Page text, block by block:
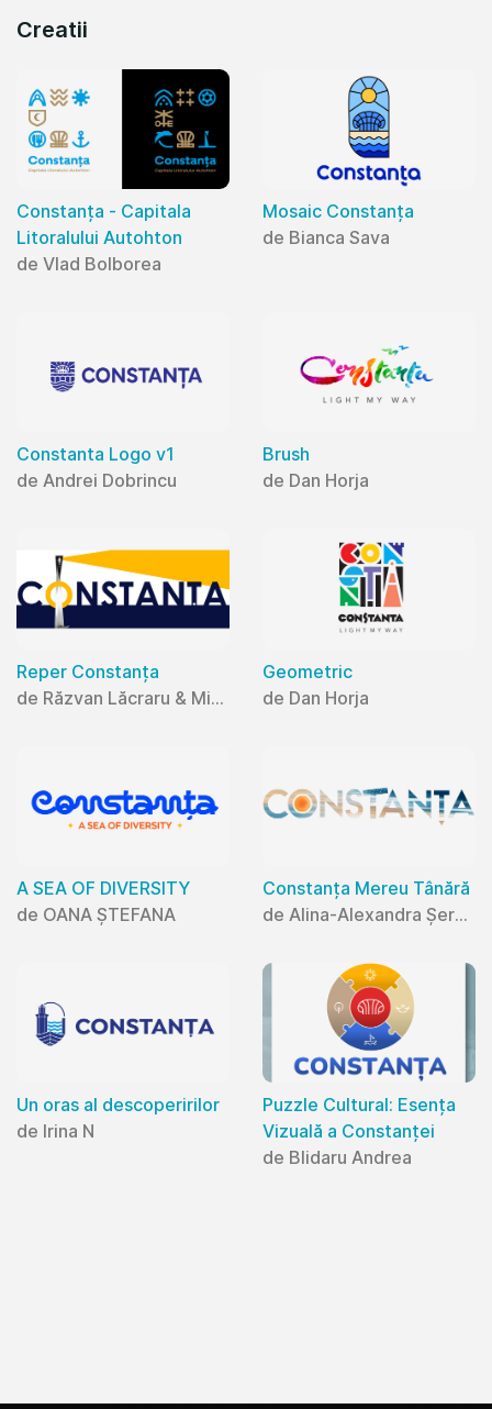
Creatii
Constanța - Capitala
Litoralului Autohton
de Vlad Bolborea
Mosaic Constanța
de Bianca Sava
Constanta Logo v1
de Andrei Dobrincu
Brush
de Dan Horja
Reper Constanța
de Răzvan Lăcraru & Mihaela Lăcraru
Geometric
de Dan Horja
A SEA OF DIVERSITY
de OANA ȘTEFANA
Constanța Mereu Tânără
de Alina-Alexandra Șerban
Un oras al descoperirilor
de Irina N
Puzzle Cultural: Esența
Vizuală a Constanței
de Blidaru Andrea